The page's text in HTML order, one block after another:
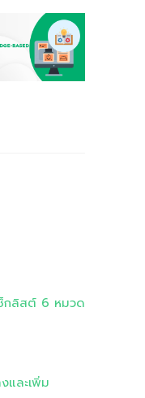
กลิสต์ 6 หมวด
และเพิ่ม